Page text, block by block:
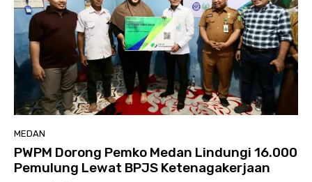
MEDAN
PWPM Dorong Pemko Medan Lindungi 16.000
Pemulung Lewat BPJS Ketenagakerjaan